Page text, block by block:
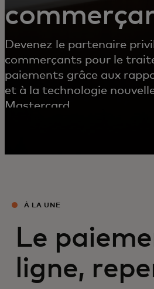
Devenez le partenaire
commerçants pour le
paiements grâce aux
et à la technologie
Mastercard.
À LA UNE
Le
ligne,